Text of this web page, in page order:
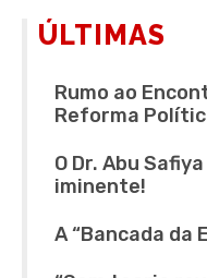
ÚLTIMAS
Rumo ao
Reforma
O Dr. Abu
iminente!
A “Bancada da